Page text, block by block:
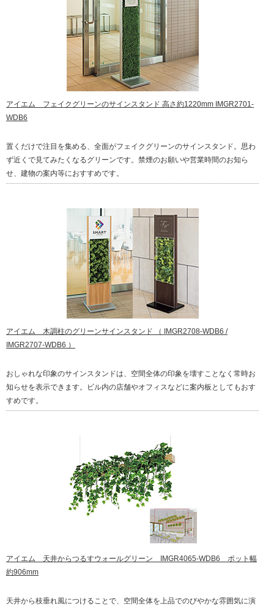
アイエム フェイクグリーンのサインスタンド 高さ約1220mm IMGR2701-
WDB6
置くだけで注目を集める、全面がフェイクグリーンのサインスタンド。思わ
ず近くで見てみたくなるグリーンです。禁煙のお願いや営業時間のお知ら
せ、建物の案内等におすすめです。
アイエム 木調柱のグリーンサインスタンド （ IMGR2708-WDB6 /
IMGR2707-WDB6 ）
おしゃれな印象のサインスタンドは、空間全体の印象を壊すことなく常時お
知らせを表示できます。ビル内の店舗やオフィスなどに案内板としてもおす
すめです。
アイエム 天井からつるすウォールグリーン IMGR4065-WDB6 ポット幅
約906mm
天井から枝垂れ風につけることで、空間全体を上品でのびやかな雰囲気に演